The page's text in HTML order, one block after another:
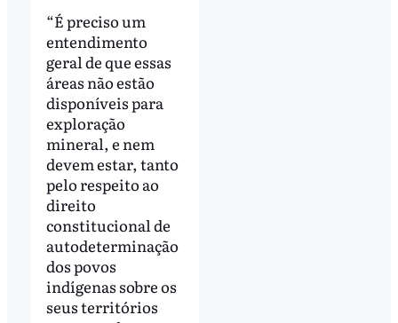
“É preciso um
entendimento
geral de que essas
áreas não estão
disponíveis para
exploração
mineral, e nem
devem estar, tanto
pelo respeito ao
direito
constitucional de
autodeterminação
dos povos
indígenas sobre os
seus territórios